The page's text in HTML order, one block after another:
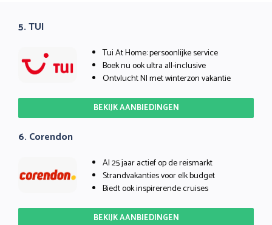
5. TUI
Tui At Home: persoonlijke service
Boek nu ook ultra all-inclusive
Ontvlucht Nl met winterzon vakantie
BEKIJK AANBIEDINGEN
6. Corendon
Al 25 jaar actief op de reismarkt
Strandvakanties voor elk budget
Biedt ook inspirerende cruises
BEKIJK AANBIEDINGEN